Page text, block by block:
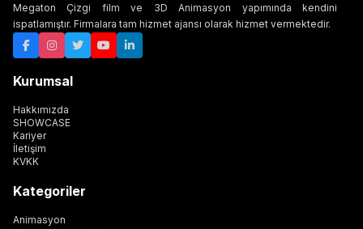
Megaton Çizgi film ve 3D Animasyon yapımında kendini
ispatlamıştır. Firmalara tam hizmet ajansı olarak hizmet vermektedir.
Kurumsal
Hakkımızda
SHOWCASE
Kariyer
İletişim
KVKK
Kategoriler
Animasyon